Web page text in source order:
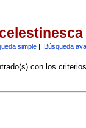
simple| Búsqueda
con los